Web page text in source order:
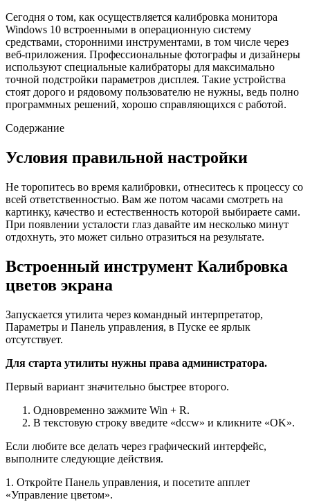
Сегодня о том, как осуществляется калибровка монитора
Windows 10 встроенными в операционную систему
средствами, сторонними инструментами, в том числе через
веб-приложения. Профессиональные фотографы и дизайнеры
используют специальные калибраторы для максимально
точной подстройки параметров дисплея. Такие устройства
стоят дорого и рядовому пользователю не нужны, ведь полно
программных решений, хорошо справляющихся с работой.
Содержание
Условия правильной настройки
Не торопитесь во время калибровки, отнеситесь к процессу со
всей ответственностью. Вам же потом часами смотреть на
картинку, качество и естественность которой выбираете сами.
При появлении усталости глаз давайте им несколько минут
отдохнуть, это может сильно отразиться на результате.
Встроенный инструмент Калибровка
цветов экрана
Запускается утилита через командный интерпретатор,
Параметры и Панель управления, в Пуске ее ярлык
отсутствует.
Для старта утилиты нужны права администратора.
Первый вариант значительно быстрее второго.
Одновременно зажмите Win + R.
В текстовую строку введите «dccw» и кликните «OK».
Если любите все делать через графический интерфейс,
выполните следующие действия.
1. Откройте Панель управления, и посетите апплет
«Управление цветом».